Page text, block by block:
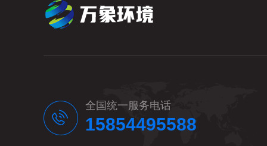
全国统一服务电话
15854495588